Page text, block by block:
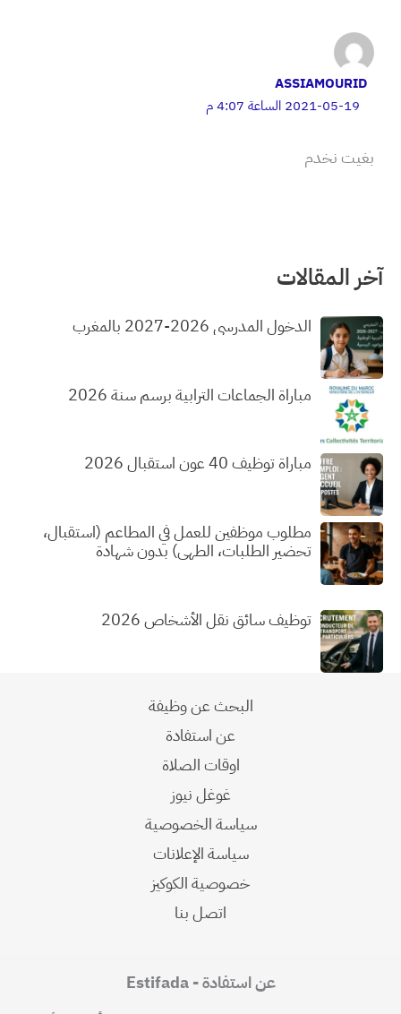
ASSIAMOURID
2021-05-19 الساعة 4:07 م
بغيت نخدم
آخر المقالات
الدخول المدرسي 2026-2027 بالمغرب
مباراة الجماعات الترابية برسم سنة 2026
مباراة توظيف 40 عون استقبال 2026
مطلوب موظفين للعمل في المطاعم (استقبال،
تحضير الطلبات، الطهي) بدون شهادة
توظيف سائق نقل الأشخاص 2026
البحث عن وظيفة
عن استفادة
اوقات الصلاة
غوغل نيوز
سياسة الخصوصية
سياسة الإعلانات
خصوصية الكوكيز
اتصل بنا
عن استفادة - Estifada